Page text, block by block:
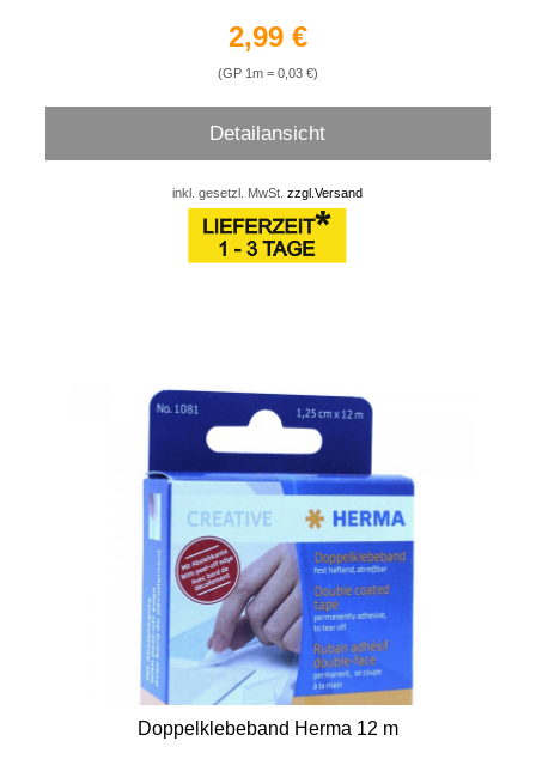
2,99 €
(GP 1m = 0,03 €)
Detailansicht
inkl. gesetzl. MwSt.zzgl.Versand
Doppelklebeband Herma 12 m